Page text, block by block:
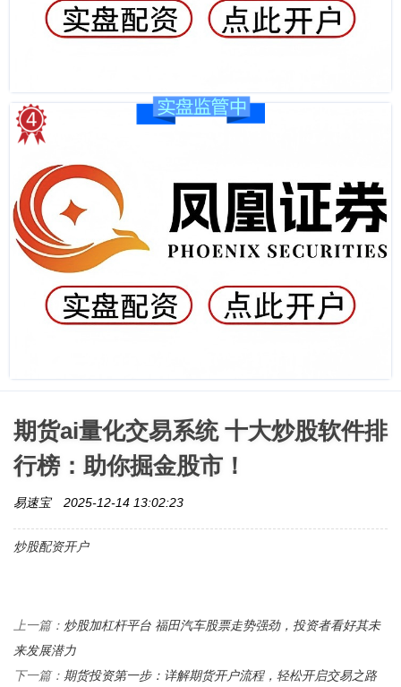
期货ai量化交易系统 十大炒股软件排
行榜：助你掘金股市！
易速宝 2025-12-14 13:02:23
炒股配资开户
上一篇： 炒股加杠杆平台 福田汽车股票走势强劲，投资者看好其未
来发展潜力
下一篇： 期货投资第一步：详解期货开户流程，轻松开启交易之路